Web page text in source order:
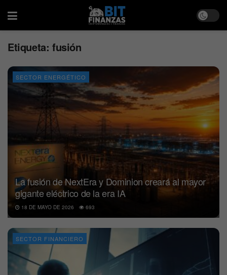
Etiqueta: fusión
SECTOR ENERGÉTICO
La fusión de NextEra y Dominion creará al mayor
gigante eléctrico de la era IA
18 DE MAYO DE 2026 693
SECTOR FINANCIERO